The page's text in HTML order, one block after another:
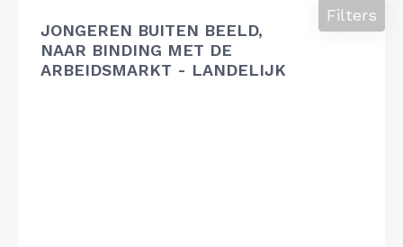
JONGEREN BUITEN BEELD,
NAAR BINDING MET DE
ARBEIDSMARKT - LANDELIJK
Filters